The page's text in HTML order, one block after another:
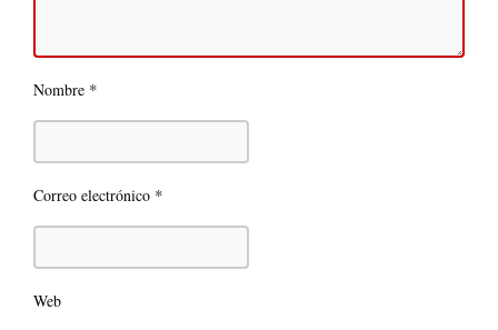
Nombre *
Correo electrónico *
Web